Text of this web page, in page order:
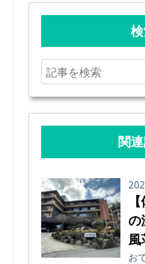
関
の
お